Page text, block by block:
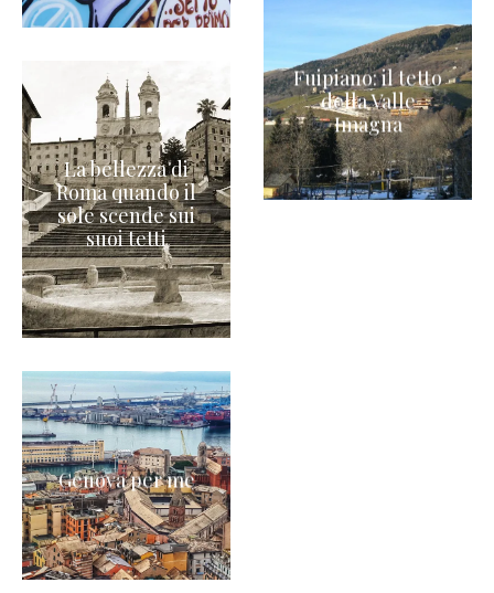
La bellezza di
Roma quando il
sole scende sui
suoi tetti
Genova per me
Fuipiano: il tetto
della Valle
Imagna